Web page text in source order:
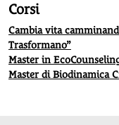
Corsi
Cambia vita
Trasformano”
Master in
Master di Biodinamica